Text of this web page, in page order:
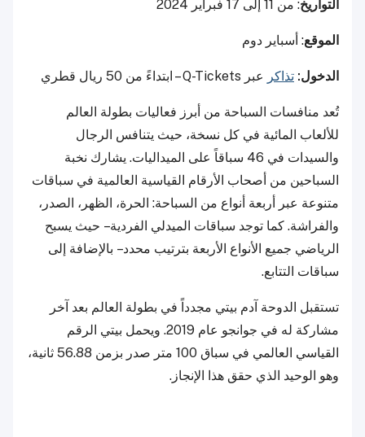
التواريخ: من 11 إلى 17 فبراير 2024
الموقع: أسباير دوم
الدخول: تذاكر عبر Q-Tickets – ابتداءً من 50 ريال قطري
تُعد منافسات السباحة من أبرز فعاليات بطولة العالم
للألعاب المائية في كل نسخة، حيث يتنافس الرجال
والسيدات في 46 سباقاً على الميداليات. يشارك نخبة
السباحين من أصحاب الأرقام القياسية العالمية في سباقات
متنوعة عبر أربعة أنواع من السباحة: الحرة، الظهر، الصدر،
والفراشة. كما توجد سباقات الميدلي الفردية – حيث يسبح
الرياضي جميع الأنواع الأربعة بترتيب محدد – بالإضافة إلى
سباقات التتابع.
تستقبل الدوحة آدم بيتي مجدداً في بطولة العالم بعد آخر
مشاركة له في جوانجو عام 2019. ويحمل بيتي الرقم
القياسي العالمي في سباق 100 متر صدر بزمن 56.88 ثانية،
وهو الوحيد الذي حقق هذا الإنجاز.